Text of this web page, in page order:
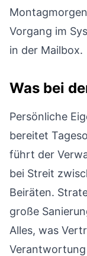
Vorgang im
in der Mailbox.
Was bei
Persönliche
bereitet
führt der
bei Streit
Beiräten.
große
Alles, was